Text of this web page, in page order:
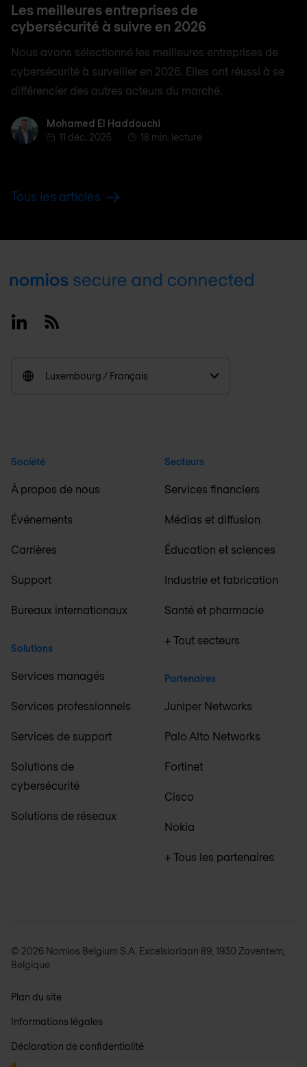
Les meilleures entreprises de
cybersécurité à suivre en 2026
Nous avons sélectionné les meilleures entreprises de
cybersécurité à surveiller en 2026. Elles ont réussi à se
différencier des autres acteurs du marché.
Mohamed El Haddouchi
Mohamed El Haddouchi
11 déc. 2025
18 min. lecture
Tous les articles
Footer
LinkedinRSS
Luxembourg / Français
Société
À propos de nous
Événements
Carrières
Support
Bureaux internationaux
Solutions
Services managés
Services professionnels
Services de support
Solutions de
cybersécurité
Solutions de réseaux
Secteurs
Services financiers
Médias et diffusion
Éducation et sciences
Industrie et fabrication
Santé et pharmacie
+ Tout secteurs
Partenaires
Juniper Networks
Palo Alto Networks
Fortinet
Cisco
Nokia
+ Tous les partenaires
© 2026 Nomios Belgium S.A. Excelsiorlaan 89, 1930 Zaventem,
Belgique
Plan du site
Informations légales
Déclaration de confidentialité